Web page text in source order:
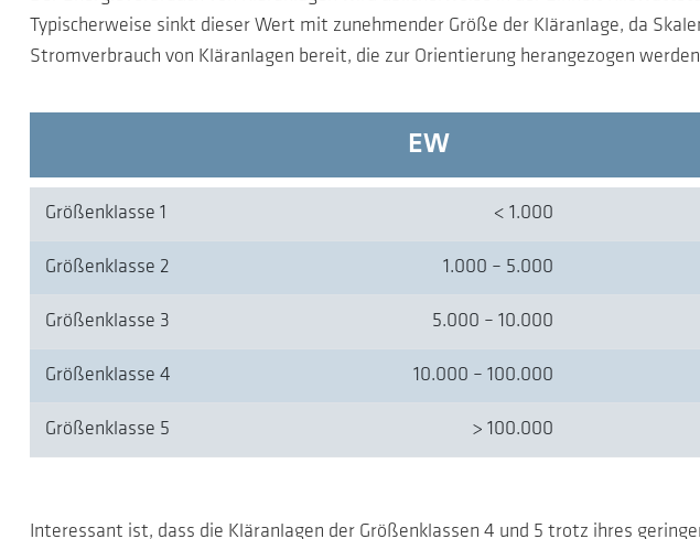
Typischerweise sinkt dieser Wert mit zunehmender Größe der Kläranlage, da
Stromverbrauch von Kläranlagen bereit, die zur Orientierung herangezogen
EW
Größenklasse 1 < 1.000
Größenklasse 2 1.000 – 5.000
Größenklasse 3 5.000 – 10.000
Größenklasse 4 10.000 – 100.000
Größenklasse 5 > 100.000
Interessant ist, dass die Kläranlagen der Größenklassen 4 und 5 trotz ihres